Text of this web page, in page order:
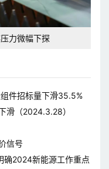
力微幅下探
件招标量下滑35.5%
滑（2024.3.28）
信号
确2024新能源工作重点